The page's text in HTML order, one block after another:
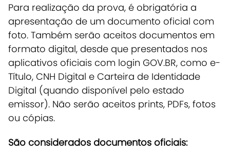
Para realização da prova, é obrigatória a
apresentação de um documento oficial com
foto. Também serão aceitos documentos em
formato digital, desde que presentados nos
aplicativos oficiais com login GOV.BR, como e-
Título, CNH Digital e Carteira de Identidade
Digital (quando disponível pelo estado
emissor). Não serão aceitos prints, PDFs, fotos
ou cópias.
São considerados documentos oficiais: